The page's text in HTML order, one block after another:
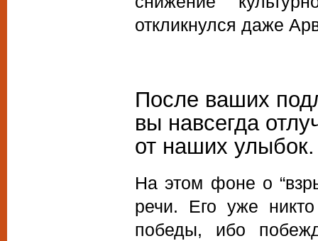
откликнулся даже
После ваших
вы навсегда
от наших улыбок.
На этом фоне о
речи. Его уже
победы, ибо